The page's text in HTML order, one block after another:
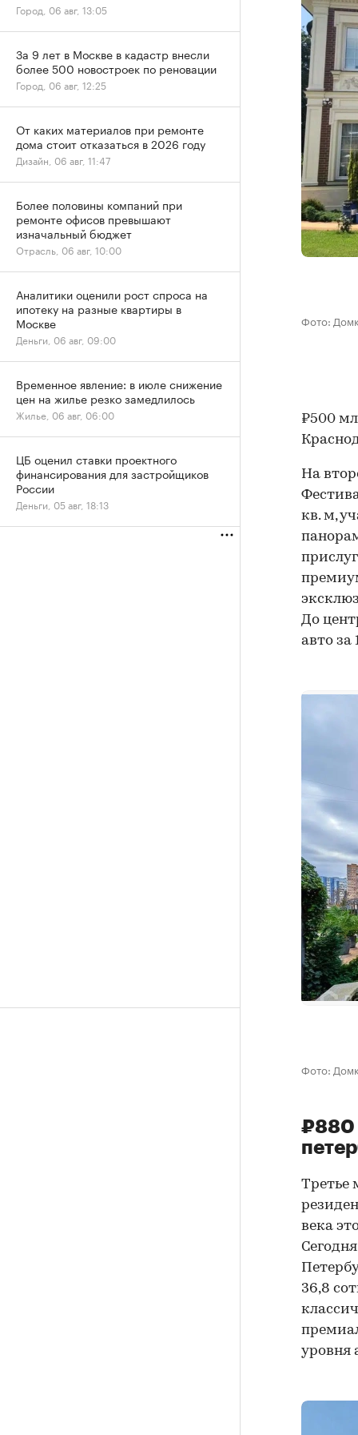
Фото:
₽500
На
кв. м,
До
авто за
Фото:
₽880
Третье
века
36,8
уровня
Город, 06 авг, 13:05
За 9 лет в Москве в кадастр внесли
более 500 новостроек по реновации
Город, 06 авг, 12:25
От каких материалов при ремонте
дома стоит отказаться в 2026 году
Дизайн, 06 авг, 11:47
Более половины компаний при
ремонте офисов превышают
изначальный бюджет
Отрасль, 06 авг, 10:00
Аналитики оценили рост спроса на
ипотеку на разные квартиры в
Москве
Деньги, 06 авг, 09:00
Временное явление: в июле снижение
цен на жилье резко замедлилось
Жилье, 06 авг, 06:00
ЦБ оценил ставки проектного
финансирования для застройщиков
России
Деньги, 05 авг, 18:13